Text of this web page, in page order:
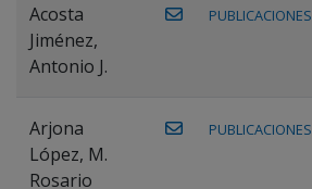
Acosta
Jiménez,
Antonio J.
PUBLICACIONES
Arjona
López, M.
Rosario
PUBLICACIONES